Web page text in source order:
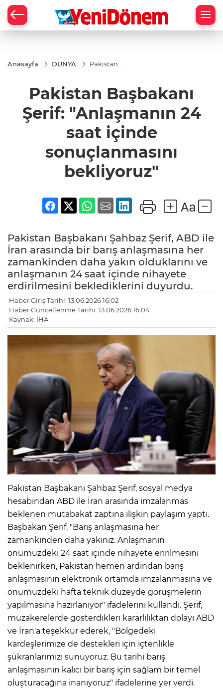
Anasayfa DÜNYA
Pakistan
saat içinde
sonuçlanmasını
Pakistan Başbakanı
Şerif: "Anlaşmanın 24
saat içinde
sonuçlanmasını
bekliyoruz"
Pakistan Başbakanı Şahbaz Şerif, ABD ile
İran arasında bir barış anlaşmasına her
zamankinden daha yakın olduklarını ve
anlaşmanın 24 saat içinde nihayete
erdirilmesini beklediklerini duyurdu.
Haber Giriş Tarihi: 13.06.2026 16:02
Haber Güncellenme Tarihi: 13.06.2026 16:04
Kaynak: İHA
Pakistan Başbakanı Şahbaz Şerif, sosyal medya
hesabından ABD ile İran arasında imzalanmas
beklenen mutabakat zaptına ilişkin paylaşım yaptı.
Başbakan Şerif, "Barış anlaşmasına her
zamankinden daha yakınız. Anlaşmanın
önümüzdeki 24 saat içinde nihayete eririlmesini
beklenirken, Pakistan hemen ardından barış
anlaşmasının elektronik ortamda imzalanmasına ve
önümüzdeki hafta teknik düzeyde görüşmelerin
yapılmasına hazırlanıyor" ifadelerini kullandı. Şerif,
müzakerelerde gösterdikleri kararlılıktan dolayı ABD
ve İran'a teşekkür ederek, "Bölgedeki
kardeşlerimize de destekleri için içtenlikle
şükranlarımızı sunuyoruz. Bu tarihi barış
anlaşmasının kalıcı bir barış için sağlam bir temel
oluşturacağına inanıyoruz" ifadelerine yer verdi.